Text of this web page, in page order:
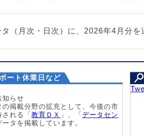
（月次・日次）に、2026年4月分を
ート休業日など
知らせ
掲載分野の拡充として、今後の市
れる「教育ＤＸ 」、「データセン
ータを掲載しています。